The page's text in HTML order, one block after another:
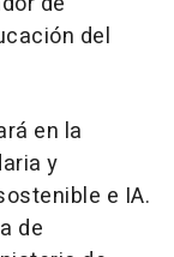
del
en la
y
e IA.
de